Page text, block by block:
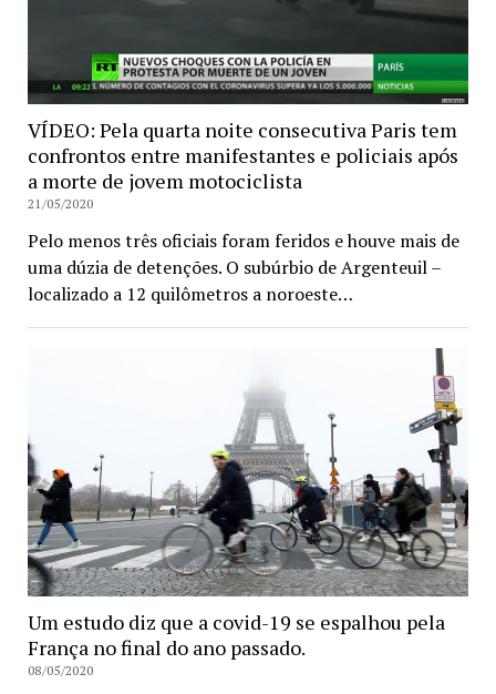
VÍDEO: Pela quarta noite consecutiva Paris tem
confrontos entre manifestantes e policiais após
a morte de jovem motociclista
21/05/2020
Pelo menos três oficiais foram feridos e houve mais de
uma dúzia de detenções. O subúrbio de Argenteuil –
localizado a 12 quilômetros a noroeste…
Um estudo diz que a covid-19 se espalhou pela
França no final do ano passado.
08/05/2020